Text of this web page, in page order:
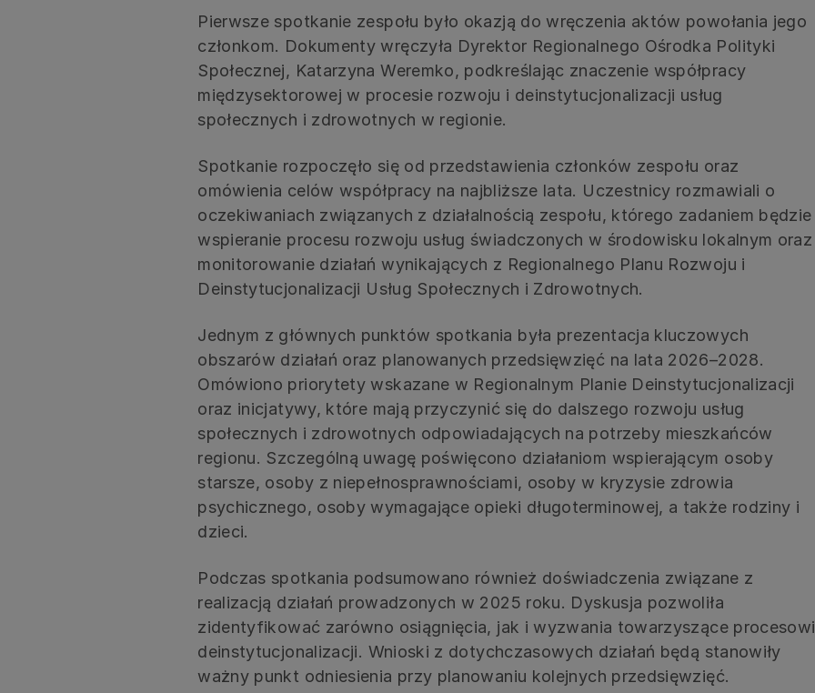
Pierwsze spotkanie zespołu było okazją do wręczenia aktów powołania jego
członkom. Dokumenty wręczyła Dyrektor Regionalnego Ośrodka Polityki
Społecznej, Katarzyna Weremko, podkreślając znaczenie współpracy
międzysektorowej w procesie rozwoju i deinstytucjonalizacji usług
społecznych i zdrowotnych w regionie.
Spotkanie rozpoczęło się od przedstawienia członków zespołu oraz
omówienia celów współpracy na najbliższe lata. Uczestnicy rozmawiali o
oczekiwaniach związanych z działalnością zespołu, którego zadaniem będzie
wspieranie procesu rozwoju usług świadczonych w środowisku lokalnym oraz
monitorowanie działań wynikających z Regionalnego Planu Rozwoju i
Deinstytucjonalizacji Usług Społecznych i Zdrowotnych.
Jednym z głównych punktów spotkania była prezentacja kluczowych
obszarów działań oraz planowanych przedsięwzięć na lata 2026–2028.
Omówiono priorytety wskazane w Regionalnym Planie Deinstytucjonalizacji
oraz inicjatywy, które mają przyczynić się do dalszego rozwoju usług
społecznych i zdrowotnych odpowiadających na potrzeby mieszkańców
regionu. Szczególną uwagę poświęcono działaniom wspierającym osoby
starsze, osoby z niepełnosprawnościami, osoby w kryzysie zdrowia
psychicznego, osoby wymagające opieki długoterminowej, a także rodziny i
dzieci.
Podczas spotkania podsumowano również doświadczenia związane z
realizacją działań prowadzonych w 2025 roku. Dyskusja pozwoliła
zidentyfikować zarówno osiągnięcia, jak i wyzwania towarzyszące procesowi
deinstytucjonalizacji. Wnioski z dotychczasowych działań będą stanowiły
ważny punkt odniesienia przy planowaniu kolejnych przedsięwzięć.